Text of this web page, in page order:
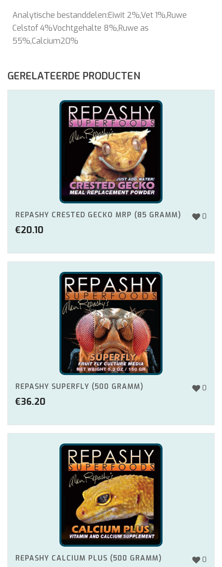
Analytische bestanddelen:Eiwit 2%,Vet 1%,Ruwe
Celstof 4%Vochtgehalte 8%,Ruwe as
55%,Calcium20%
GERELATEERDE PRODUCTEN
0
REPASHY CRESTED GECKO MRP (85 GRAMM)
€20.10
0
REPASHY SUPERFLY (500 GRAMM)
€36.20
0
REPASHY CALCIUM PLUS (500 GRAMM)